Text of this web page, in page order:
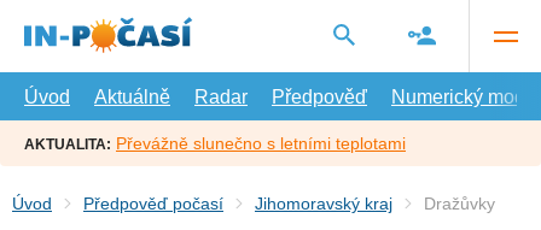
hlavní
Úvod
Aktuálně Radar Předpověď Numerický model
AKTUALITA: Převážně slunečno s letními teplotami
Úvod Předpověď počasí Jihomoravský kraj Dražůvky